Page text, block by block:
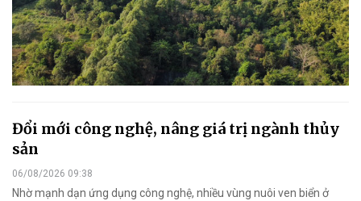
Đổi mới công nghệ, nâng giá trị ngành thủy
sản
06/08/2026 09:38
Nhờ mạnh dạn ứng dụng công nghệ, nhiều vùng nuôi ven biển ở